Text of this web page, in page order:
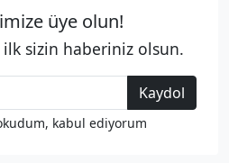
üye olun!
sizin haberiniz olsun.
Kaydol
kabul ediyorum